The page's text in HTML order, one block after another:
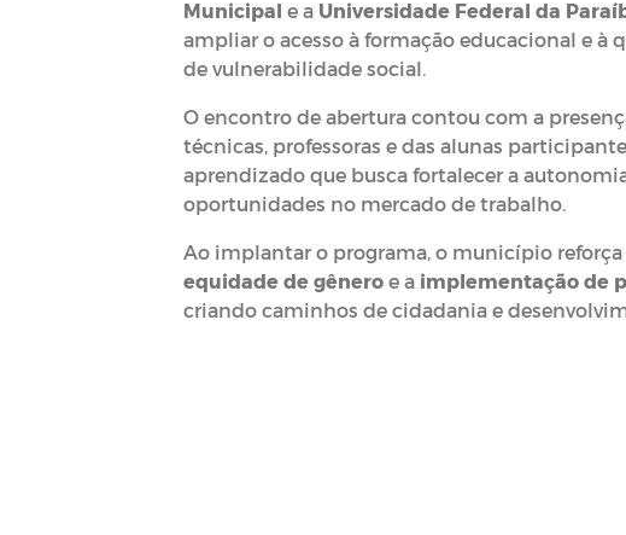
Municipal e a Universidade Federal da
ampliar o acesso à formação educacional e
de vulnerabilidade social.
O encontro de abertura contou com a
técnicas, professoras e das alunas
aprendizado que busca fortalecer a
oportunidades no mercado de trabalho.
Ao implantar o programa, o município
equidade de gênero e a implementação de
criando caminhos de cidadania e